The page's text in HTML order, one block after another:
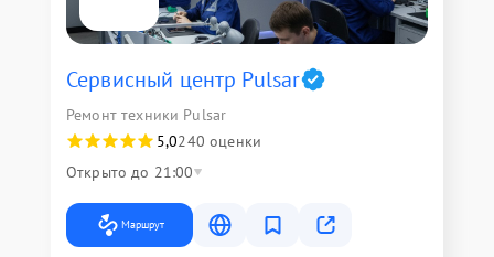
Сервисный центр Pulsar
Ремонт техники Pulsar
5,0240 оценки
Открыто до 21:00
Маршрут